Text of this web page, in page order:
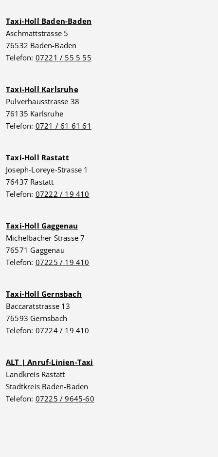
Taxi-Holl Baden-Baden
Aschmattstrasse 5
76532 Baden-Baden
Telefon: 07221 / 55 5 55
Taxi-Holl Karlsruhe
Pulverhausstrasse 38
76135 Karlsruhe
Telefon: 0721 / 61 61 61
Taxi-Holl Rastatt
Joseph-Loreye-Strasse 1
76437 Rastatt
Telefon: 07222 / 19 410
Taxi-Holl Gaggenau
Michelbacher Strasse 7
76571 Gaggenau
Telefon: 07225 / 19 410
Taxi-Holl Gernsbach
Baccaratstrasse 13
76593 Gernsbach
Telefon: 07224 / 19 410
ALT | Anruf-Linien-Taxi
Landkreis Rastatt
Stadtkreis Baden-Baden
Telefon: 07225 / 9645-60